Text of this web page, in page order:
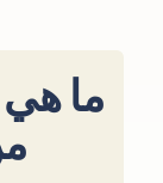
ما هي